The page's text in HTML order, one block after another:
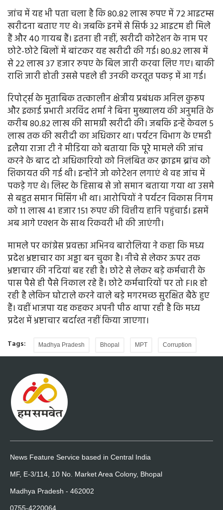
जांच में यह भी पता चला है कि 80.82 लाख रुपए में 72 आइटम्स
खरीदना बताए गए थे। जबकि इनमें से सिर्फ 32 आइटम ही मिले
हैं और 40 गायब हैं। इतना ही नहीं, खरीदी कोटेशन के नाम पर
छोटे-छोटे बिलों में बांटकर यह खरीदी की गई। 80.82 लाख में
से 22 लाख 37 हजार रुपए के बिल जारी करवा लिए गए। बाकी
राशि जारी होती उससे पहले ही उनकी करतूत पकड़ में आ गई।
रिपोर्ट्स के मुताबिक तत्कालीन क्षेत्रीय प्रबंधक अनिल कुरूप
और इकाई प्रभारी अरविंद शर्मा ने बिना मुख्यालय की अनुमति के
करीब 80.82 लाख की सामग्री खरीदी की। जबकि इन्हें केवल 5
लाख तक की खरीदी का अधिकार था। पर्यटन विभाग के एमडी
इलैया राजा टी ने मीडिया को बताया कि पूरे मामले की जांच
करने के बाद दो अधिकारियो को निलंबित कर क्राइम ब्रांच को
शिकायत की गई थी। इन्होंने जो कोटेशन लगाएं थे वह जांच में
पकड़े गए थे। लिस्ट के हिसाब से जो समान बताया गया था उसमे
से बहुत समान मिसिंग भी था। आरोपियों ने पर्यटन विकास निगम
को 11 लाख 41 हजार 151 रुपए की वित्तीय हानि पहुंचाई। इसमें
अब आगे एक्शन के साथ रिकवरी भी की जाएंगी।
मामले पर कांग्रेस प्रवक्ता अभिनव बारोलिया ने कहा कि मध्य
प्रदेश भ्रष्टाचार का अड्डा बन चुका है। नीचे से लेकर ऊपर तक
भ्रष्टाचार की नदियां बह रही है। छोटे से लेकर बड़े कर्मचारी के
पास पैसे ही पैसे निकाल रहे हैं। छोटे कर्मचारियों पर तो FIR हो
रही है लेकिन घोटाले करने वाले बड़े मगरमच्छ सुरक्षित बैठे हुए
हैं। वहीं भाजपा यह कहकर अपनी पीठ थापा रही है कि मध्य
प्रदेश में भ्रष्टाचार बर्दाश्त नहीं किया जाएगा।
Tags: Madhya Pradesh Bhopal MPT Corruption
News Feature Service based in Central India
MF, E-3/114, 10 No. Market Area Colony, Bhopal
Madhya Pradesh - 462002
0755-4220064